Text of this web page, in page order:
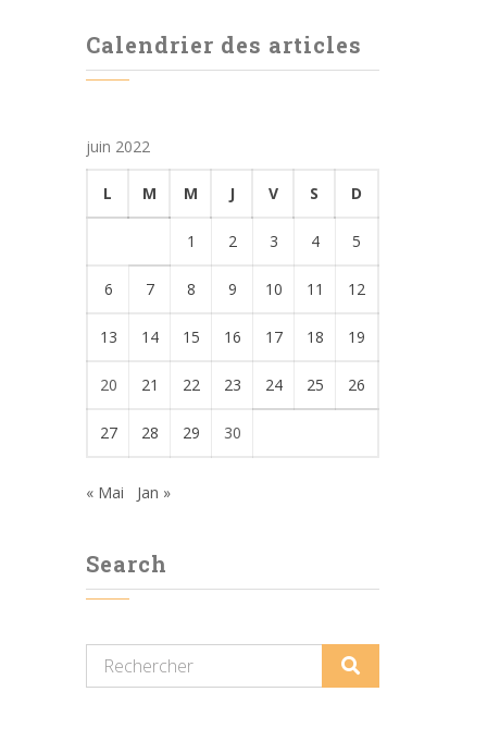
Calendrier des articles
juin 2022
L M M J V S D
1 2 3 4 5
6 7 8 9 10 11 12
13 14 15 16 17 18 19
20 21 22 23 24 25 26
27 28 29 30
« Mai Jan »
Search